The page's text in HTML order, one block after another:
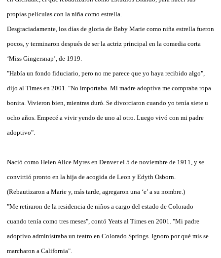
propias películas con la niña como estrella.
Desgraciadamente, los días de gloria de Baby Marie como niña estrella fueron
pocos, y terminaron después de ser la actriz principal en la comedia corta
‘Miss Gingersnap’, de 1919.
"Había un fondo fiduciario, pero no me parece que yo haya recibido algo",
dijo al Times en 2001. "No importaba. Mi madre adoptiva me compraba ropa
bonita. Vivieron bien, mientras duró. Se divorciaron cuando yo tenía siete u
ocho años. Empecé a vivir yendo de uno al otro. Luego vivó con mi padre
adoptivo".
Nació como Helen Alice Myres en Denver el 5 de noviembre de 1911, y se
convirtió pronto en la hija de acogida de Leon y Edyth Osborn.
(Rebautizaron a Marie y, más tarde, agregaron una ‘e’ a su nombre.)
"Me retiraron de la residencia de niños a cargo del estado de Colorado
cuando tenía como tres meses", contó Yeats al Times en 2001. "Mi padre
adoptivo administraba un teatro en Colorado Springs. Ignoro por qué mis se
marcharon a California".